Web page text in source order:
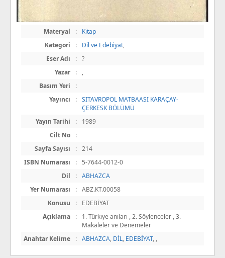
Materyal :
Kitap
Kategori
: Dil ve Edebiyat,
Eser Adı
: ?
Yazar
:
,
Basım Yeri
:
Yayıncı
: SITAVROPOL MATBAASI KARAÇAY-
ÇERKESK BÖLÜMÜ
Yayın Tarihi
:
1989
Cilt No
:
Sayfa Sayısı
: 214
ISBN Numarası
:
5-7644-0012-0
Dil
: ABHAZCA
Yer Numarası
: ABZ.KT.00058
Konusu
:
EDEBİYAT
Açıklama
:
1. Türkiye anıları , 2. Söylenceler , 3.
Makaleler ve Denemeler
Anahtar Kelime
: ABHAZCA, DİL, EDEBİYAT, ,